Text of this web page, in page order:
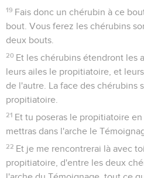
19 Fais donc un chérubin à ce
bout. Vous ferez les chérubins
deux bouts.
20 Et les chérubins étendront les
leurs ailes le propitiatoire, et
de l'autre. La face des chérubins
propitiatoire.
21 Et tu poseras le propitiatoire
mettras dans l'arche le
22 Et je me rencontrerai là avec
propitiatoire, d'entre les deux